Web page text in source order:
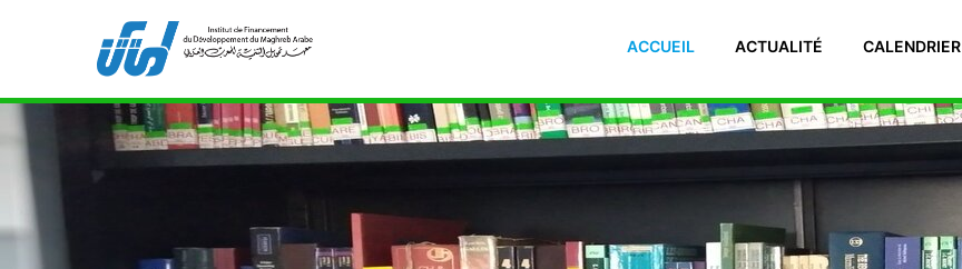
Bibliothèque de l'IFID 8, Avenue Tahar Ben Ammar El Manar II. 2092 Tunisie Téléphone : (+216) 71 885 011/ 71885
211
ifidmag.inst@ifid.org.tn
ACCUEIL ACTUALITÉ CALENDRIER